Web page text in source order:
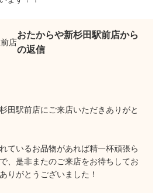
おたからや新杉田駅前店から
の返信
田駅前店にご来店いただきありがと
ているお品物があれば精一杯頑張ら
、是非またのご来店をお待ちしてお
りがとうございました！